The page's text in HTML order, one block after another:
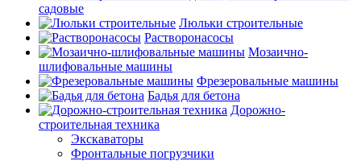
садовые
Люльки строительные
Растворонасосы
Мозаично-
шлифовальные машины
Фрезеровальные машины
Бадья для бетона
Дорожно-
строительная техника
Экскаваторы
Фронтальные погрузчики